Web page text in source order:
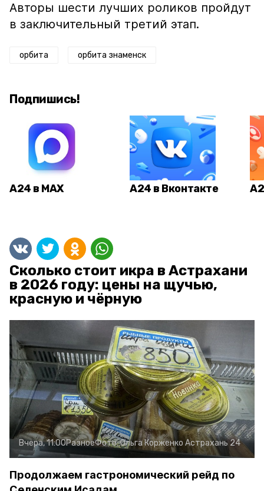
Авторы шести лучших роликов пройдут
в заключительный третий этап.
орбита орбита знаменск
Подпишись!
А24 в MAX А24 в Вконтакте
Сколько стоит икра в Астрахани
в 2026 году: цены на щучью,
красную и чёрную
Вчера, 11:00РазноеФото:Ольга Корженко Астрахань 24
Продолжаем гастрономический рейд по